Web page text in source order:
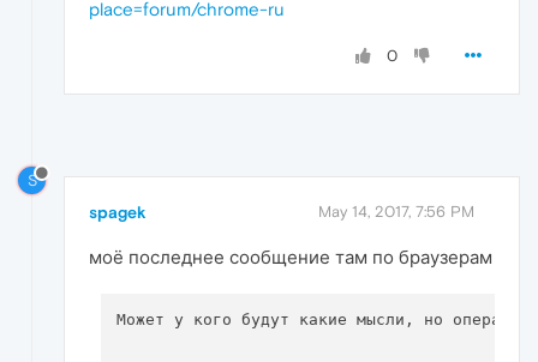
place=forum/chrome-ru
0
S
spagek May 14, 2017, 7:56 PM
моё последнее сообщение там по браузерам
Может у кого будут какие мысли, но опера